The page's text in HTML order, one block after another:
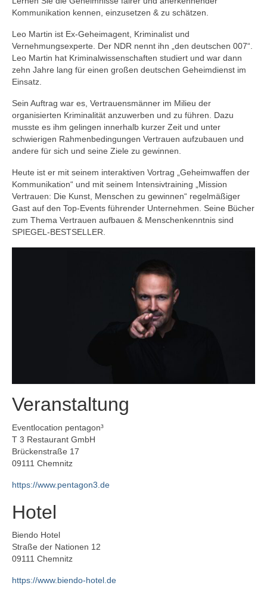
Kommunikation kennen, einzusetzen & zu schätzen.
Leo Martin ist Ex-Geheimagent, Kriminalist und
Vernehmungsexperte. Der NDR nennt ihn „den deutschen 007“.
Leo Martin hat Kriminalwissenschaften studiert und war dann
zehn Jahre lang für einen großen deutschen Geheimdienst im
Einsatz.
Sein Auftrag war es, Vertrauensmänner im Milieu der
organisierten Kriminalität anzuwerben und zu führen. Dazu
musste es ihm gelingen innerhalb kurzer Zeit und unter
schwierigen Rahmenbedingungen Vertrauen aufzubauen und
andere für sich und seine Ziele zu gewinnen.
Heute ist er mit seinem interaktiven Vortrag „Geheimwaffen der
Kommunikation“ und mit seinem Intensivtraining „Mission
Vertrauen: Die Kunst, Menschen zu gewinnen“ regelmäßiger
Gast auf den Top-Events führender Unternehmen. Seine Bücher
zum Thema Vertrauen aufbauen & Menschenkenntnis sind
SPIEGEL-BESTSELLER.
Veranstaltung
Eventlocation pentagon³
T 3 Restaurant GmbH
Brückenstraße 17
09111 Chemnitz
https://www.pentagon3.de
Hotel
Biendo Hotel
Straße der Nationen 12
09111 Chemnitz
https://www.biendo-hotel.de